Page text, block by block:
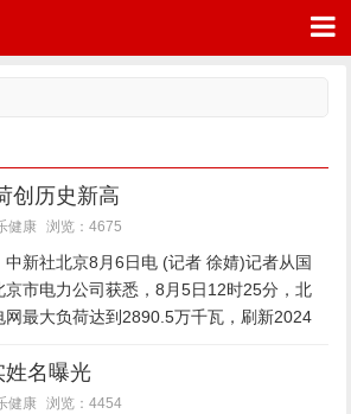
创历史新高
健康 浏览：4675
社北京8月6日电 (记者 徐婧)记者从国
京市电力公司获悉，8月5日12时25分，北
网最大负荷达到2890.5万千瓦，刷新2024
03分，北京电网最大负荷再创历史新高，达
姓名曝光
健康 浏览：4454